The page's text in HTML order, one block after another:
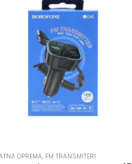
OPREMA, FM TRANSMITERI